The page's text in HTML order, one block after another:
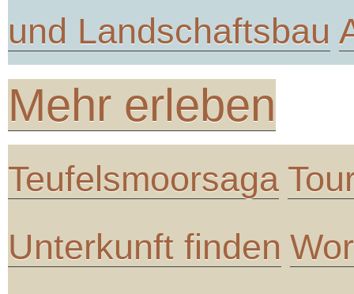
und Landschaftsbau
Mehr erleben
Teufelsmoorsaga
Unterkunft finden